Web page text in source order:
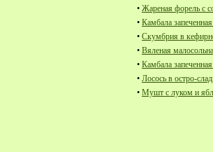
• Жареная форель с
• Камбала
• Скумбрия в
• Вяленая
• Камбала
• Лосось в остро-
• Мушт с луком и